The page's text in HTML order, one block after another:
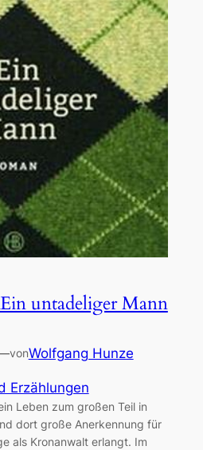
untadeliger Mann
vonWolfgang Hunze
Erzählungen
Leben zum großen Teil in
dort große Anerkennung für
als Kronanwalt erlangt. Im